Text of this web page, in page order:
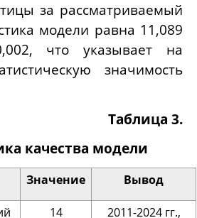
за рассматриваемый
модели равна 11,089
что указывает на
значимость
Таблица 3.
качества модели
Значение Вывод
14
2011-2024 гг.,